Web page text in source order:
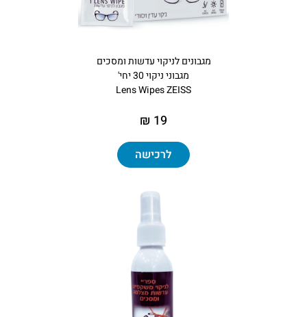
מגבונים‏ ‏לניקוי‏ ‏עדשות ומסכים
מגבוני ניקוי 30 יחי'
Lens Wipes ZEISS
19 ₪
לרכישה